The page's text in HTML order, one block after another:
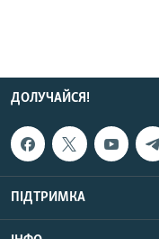
ДОЛУЧАЙСЯ!
ПІДТРИМКА